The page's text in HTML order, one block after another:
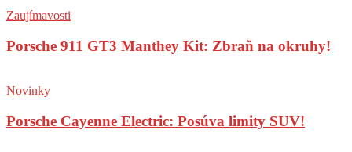
Zaujímavosti
Porsche 911 GT3 Manthey Kit: Zbraň na okruhy!
Novinky
Porsche Cayenne Electric: Posúva limity SUV!